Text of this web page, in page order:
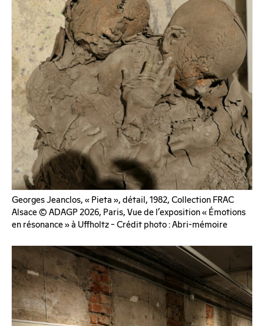
Georges Jeanclos, « Pieta », détail, 1982, Collection FRAC
Alsace © ADAGP 2026, Paris, Vue de l’exposition « Émotions
en résonance » à Uffholtz – Crédit photo : Abri-mémoire